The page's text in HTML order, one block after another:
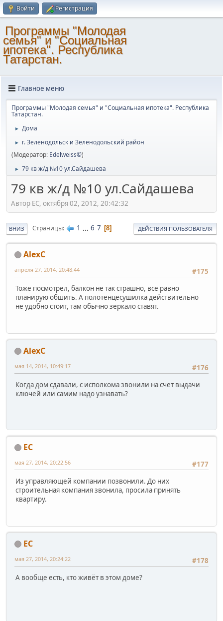
Войти Регистрация
Программы "Молодая
семья" и "Социальная
ипотека". Республика
Татарстан.
Главное меню
Программы "Молодая семья" и "Социальная ипотека". Республика
Татарстан.
► Дома
►
г. Зеленодольск и Зеленодольский район
(Модератор: Edelweiss©)
► 79 кв ж/д №10 ул.Сайдашева
79 кв ж/д №10 ул.Сайдашева
Автор ЕС, октября 02, 2012, 20:42:32
ВНИЗ Страницы 1 ... 6 7 8 ДЕЙСТВИЯ ПОЛЬЗОВАТЕЛЯ
AlexC
#175
апреля 27, 2014, 20:48:44
Тоже посмотрел, балкон не так страшно, все равно
планирую обшить. А полотенцесушилка действительно
не удобно стоит, там обычно зеркало ставят.
AlexC
#176
мая 14, 2014, 10:49:17
Когда дом сдавали, с исполкома звонили на счет выдачи
ключей или самим надо узнавать?
ЕС
#177
мая 27, 2014, 20:22:56
Из управляющей компании позвонили. До них
строительная компания звонила, просила принять
квартиру.
ЕС
#178
мая 27, 2014, 20:24:22
А вообще есть, кто живёт в этом доме?